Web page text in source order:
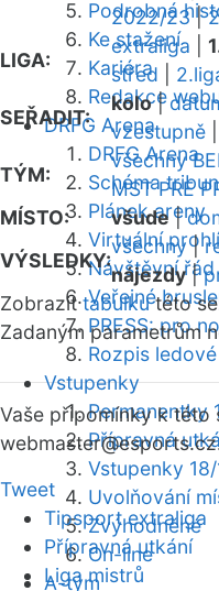
Podrobná
Ke stažení
Kariéra
Redakce
DRFG Arena
DRFG Arena
Schéma tribun
Plánek areny
Virtuální
Návštěvní řád
Veřejné
PRESS: pro
Rozpis
Vstupenky
Permanentky
Přípravná
Vstupenky 18/
Uvolňování
Zvýhodněné
On-line
A-tým
2022/23|
LIGA:
extraliga
střed
SEŘADIT:
kolo|
vzestupně
TÝM:
všechny
MST PRE
MÍSTO:
všude|
VÝSLEDKY:
všechny|
nájezdy|
Zobrazittabulkutéto
Zadaným parametrům
Vaše připomínky k této
webmaster
Tweet
Tipsport extraliga
Přípravná utkání
Liga mistrů